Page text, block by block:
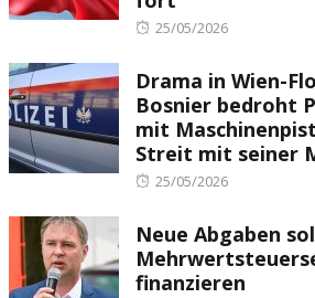
Posted
25/05/2026
Drama in Wien-
Bosnier bedroht
mit
Streit mit seiner
Posted
25/05/2026
Neue Abgaben
finanzieren